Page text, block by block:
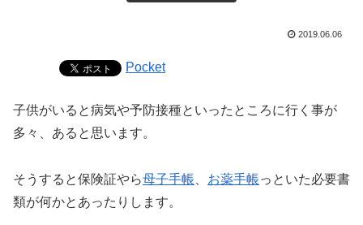
2019.06.06
Pocket
子供がいると病気や予防接種といったところに行く事が
多々、あると思います。
そうすると保険証やら母子手帳 お薬手帳っといた必要書
類が何かとあったりします。